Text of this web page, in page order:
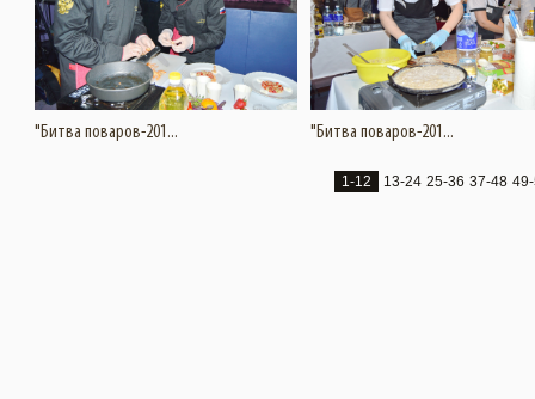
Подробнее Увеличить
"Битва поваров-201...
Подробнее
"Битва поваров-201...
1-12 13-24 25-36 37-48